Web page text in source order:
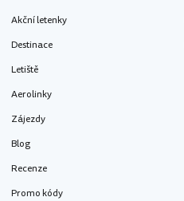
Akční letenky
Destinace
Letiště
Aerolinky
Zájezdy
Blog
Recenze
Promo kódy